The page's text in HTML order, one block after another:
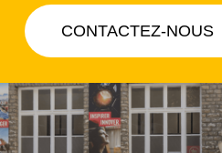
CONTACTEZ-NOUS